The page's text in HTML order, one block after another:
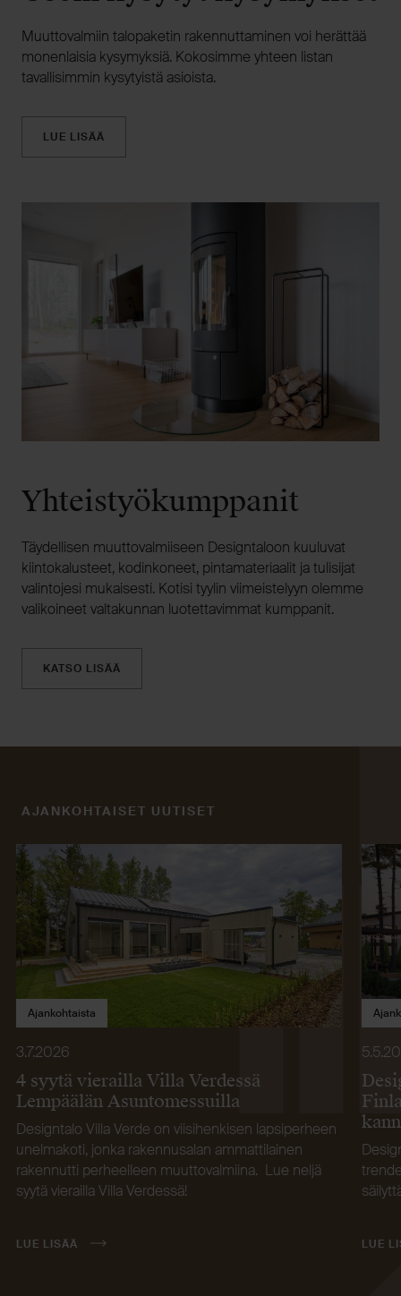
Muuttovalmiin talopaketin rakennuttaminen voi herättää
monenlaisia kysymyksiä. Kokosimme yhteen listan
tavallisimmin kysytyistä asioista.
LUE LISÄÄ
Yhteistyökumppanit
Täydellisen muuttovalmiiseen Designtaloon kuuluvat
kiintokalusteet, kodinkoneet, pintamateriaalit ja tulisijat
valintojesi mukaisesti. Kotisi tyylin viimeistelyyn olemme
valikoineet valtakunnan luotettavimmat kumppanit.
KATSO LISÄÄ
AJANKOHTAISET UUTISET
Ajankohtaista
3.7.2026
4 syytä vierailla Villa Verdessä
Lempäälän Asuntomessuilla
Designtalo Villa Verde on viisihenkisen lapsiperheen
unelmakoti, jonka rakennusalan ammattilainen
rakennutti perheelleen muuttovalmiina. Lue neljä
syytä vierailla Villa Verdessä!
LUE LISÄÄ LUE